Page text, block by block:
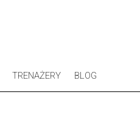
TRENAŻERY BLOG